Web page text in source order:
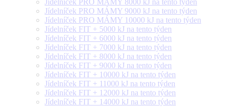
Jídelníček PRO MÁMY 8000 kJ na tento týden
Jídelníček PRO MÁMY 9000 kJ na tento týden
Jídelníček PRO MÁMY 10000 kJ na tento týden
Jídelníček FIT + 5000 kJ na tento týden
Jídelníček FIT + 6000 kJ na tento týden
Jídelníček FIT + 7000 kJ na tento týden
Jídelníček FIT + 8000 kJ na tento týden
Jídelníček FIT + 9000 kJ na tento týden
Jídelníček FIT + 10000 kJ na tento týden
Jídelníček FIT + 11000 kJ na tento týden
Jídelníček FIT + 12000 kJ na tento týden
Jídelníček FIT + 14000 kJ na tento týden